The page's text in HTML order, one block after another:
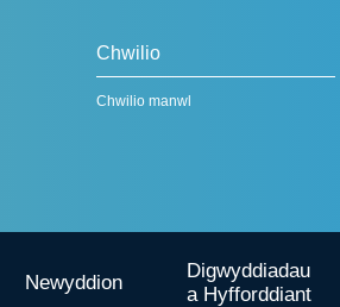
Chwilio manwl
Newyddion
Digwyddiadau
a Hyfforddiant